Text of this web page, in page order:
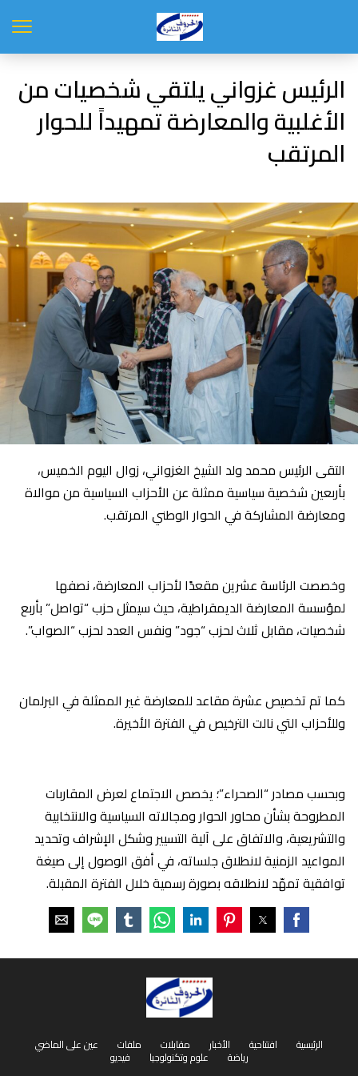
الرئيس غزواني يلتقي شخصيات من
الأغلبية والمعارضة تمهيداً للحوار
المرتقب
التقى الرئيس محمد ولد الشيخ الغزواني، زوال اليوم الخميس،
بأربعين شخصية سياسية ممثلة عن الأحزاب السياسية من موالاة
ومعارضة المشاركة في الحوار الوطني المرتقب.
وخصصت الرئاسة عشرين مقعدًا لأحزاب المعارضة، نصفها
لمؤسسة المعارضة الديمقراطية، حيث سيمثل حزب “تواصل” بأربع
شخصيات، مقابل ثلاث لحزب “جود” ونفس العدد لحزب “الصواب”.
كما تم تخصيص عشرة مقاعد للمعارضة غير الممثلة في البرلمان
وللأحزاب التي نالت الترخيص في الفترة الأخيرة.
وبحسب مصادر “الصحراء”؛ يخصص الاجتماع لعرض المقاربات
المطروحة بشأن محاور الحوار ومجالاته السياسية والانتخابية
والتشريعية، والاتفاق على آلية التسيير وشكل الإشراف وتحديد
المواعيد الزمنية لانطلاق جلساته، في أفق الوصول إلى صيغة
توافقية تمهّد لانطلاقه بصورة رسمية خلال الفترة المقبلة.
الرئيسية افتتاحية الأخبار مقابلات ملفات عين على الماضي
رياضة علوم وتكنولوجيا فيديو